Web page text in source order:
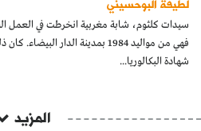
لطيفة البوحسيني
سيدات كلثوم، شابة مغربية انخرطت في العمل
شهادة البكالوريا...
المزيد